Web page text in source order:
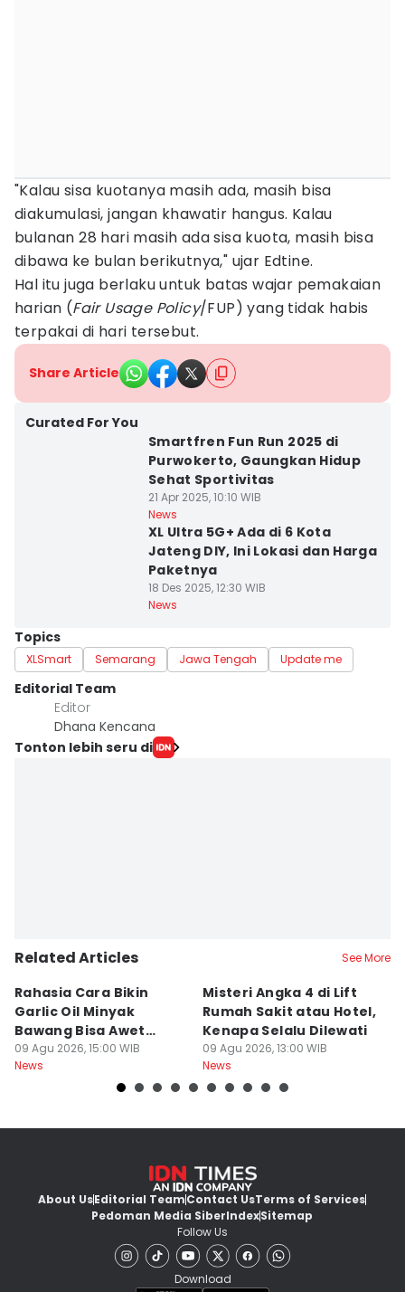
"Kalau sisa kuotanya masih ada, masih bisa
diakumulasi, jangan khawatir hangus. Kalau
bulanan 28 hari masih ada sisa kuota, masih bisa
dibawa ke bulan berikutnya," ujar Edtine.
Hal itu juga berlaku untuk batas wajar pemakaian
harian (Fair Usage Policy/FUP) yang tidak habis
terpakai di hari tersebut.
Share Article
Curated For You
Smartfren Fun Run 2025 di
Purwokerto, Gaungkan Hidup
Sehat Sportivitas
21 Apr 2025, 10:10 WIB
News
XL Ultra 5G+ Ada di 6 Kota
Jateng DIY, Ini Lokasi dan Harga
Paketnya
18 Des 2025, 12:30 WIB
News
Topics
XLSmart Semarang Jawa Tengah Update me
Editorial Team
Editor
Dhana Kencana
Tonton lebih seru di
Related Articles See More
Rahasia Cara Bikin
Garlic Oil Minyak
Bawang Bisa Awet
Berbulan-bulan: Bumbu
Level Resto!
09 Agu 2026, 15:00 WIB
News
Misteri Angka 4 di Lift
Rumah Sakit atau Hotel,
Kenapa Selalu Dilewati
09 Agu 2026, 13:00 WIB
News
About UsEditorial TeamContact UsTerms of Services
Pedoman Media SiberIndexSitemap
Follow Us
Download